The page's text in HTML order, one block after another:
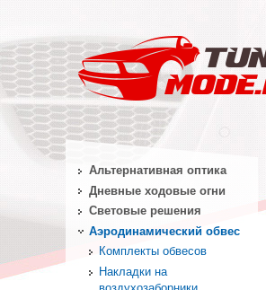
Альтернативная оптика
Дневные ходовые огни
Световые решения
Аэродинамический обвес
Комплекты обвесов
Накладки на